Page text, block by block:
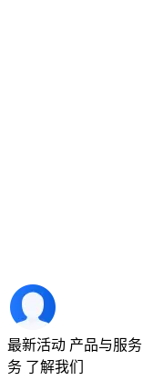
最新活动 产品与服务
务 了解我们